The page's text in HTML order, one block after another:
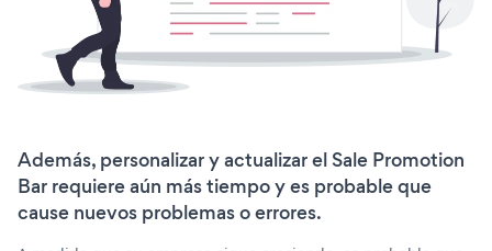
Además, personalizar y actualizar el Sale Promotion
Bar requiere aún más tiempo y es probable que
cause nuevos problemas o errores.